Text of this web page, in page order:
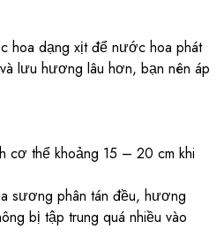
hoa dạng xịt để nước hoa phát
lưu hương lâu hơn, bạn nên áp
cơ thể khoảng 15 – 20 cm khi
sương phân tán đều, hương
bị tập trung quá nhiều vào